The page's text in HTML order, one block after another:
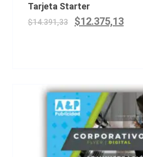
Tarjeta Starter
$14.391,33 $12.375,13